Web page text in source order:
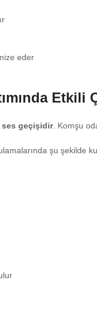
eder
Etkili
ses geçişidir. Komşu
şu şekilde